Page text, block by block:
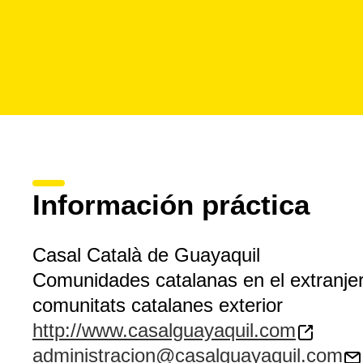
Información práctica
Casal Català de Guayaquil
Comunidades catalanas en el
comunitats catalanes exterior
http://www.casalguayaquil.com
administracion@casalguayaquil.com